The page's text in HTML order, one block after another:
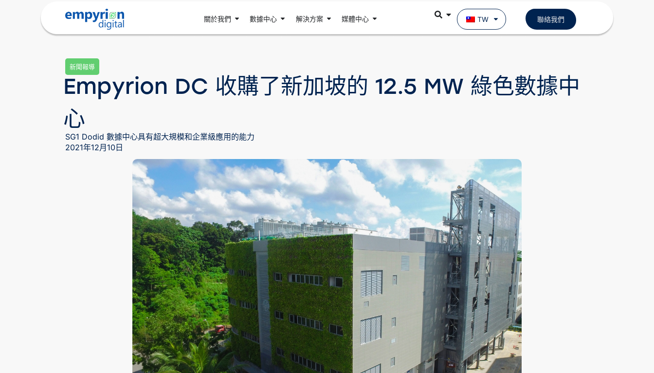
關於我們 數據中心 解決方案 媒體中心 TW 聯絡我們
新聞報導
Empyrion DC 收購了新加坡的 12.5 MW 綠色數據中
心
SG1 Dodid 數據中心具有超大規模和企業級應用的能力
2021年12月10日